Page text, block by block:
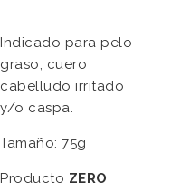
Indicado para pelo
graso, cuero
cabelludo irritado
y/o caspa.
Tamaño: 75g
Producto ZERO